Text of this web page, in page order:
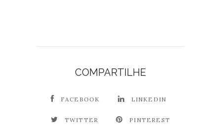
COMPARTILHE
FACEBOOK LINKEDIN
TWITTER PINTEREST